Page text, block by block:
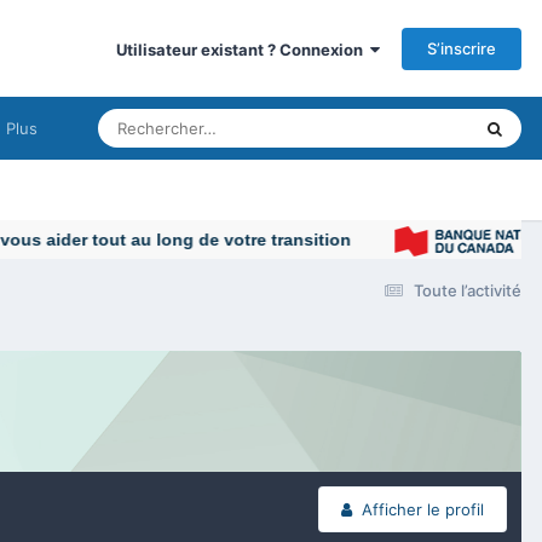
Utilisateur existant ? Connexion S’inscrire
Plus
aider tout au long de votre transition
Toute l’activité
Afficher le profil